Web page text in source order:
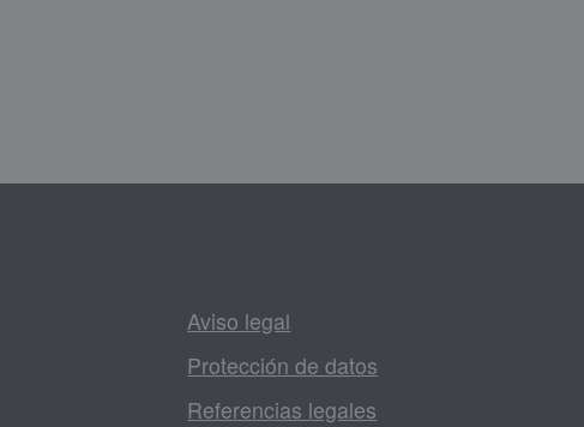
Aviso legal
Protección de datos
Referencias legales